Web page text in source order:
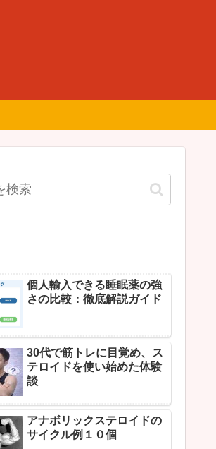
個人輸入できる睡眠薬の強
さの比較：徹底解説ガイド
30代で筋トレに目覚め、ス
テロイドを使い始めた体験
談
アナボリックステロイドの
サイクル例１０個